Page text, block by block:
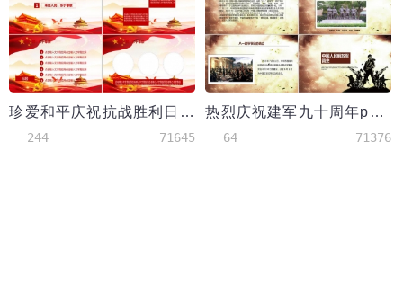
珍爱和平庆祝抗战胜利日ppt模板
244 71645
热烈庆祝建军九十周年ppt模板
64 71376